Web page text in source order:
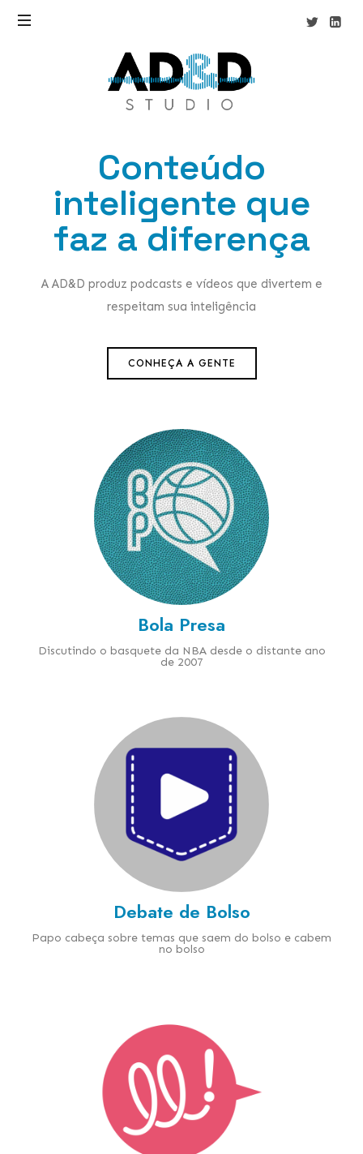
Conteúdo
inteligente que
faz a diferença
A AD&D produz podcasts e vídeos que divertem e
respeitam sua inteligência
CONHEÇA A GENTE
Bola Presa
Discutindo o basquete da NBA desde o distante ano
de 2007
Debate de Bolso
Papo cabeça sobre temas que saem do bolso e cabem
no bolso